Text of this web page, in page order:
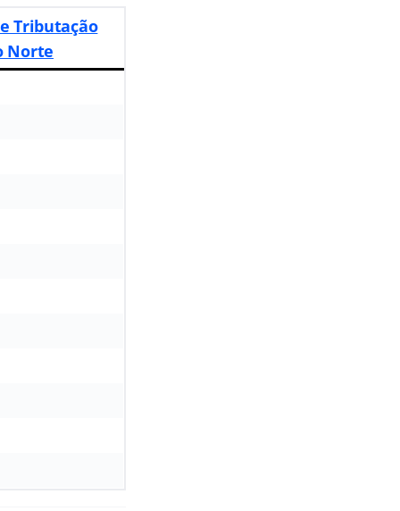
Tributação
Norte